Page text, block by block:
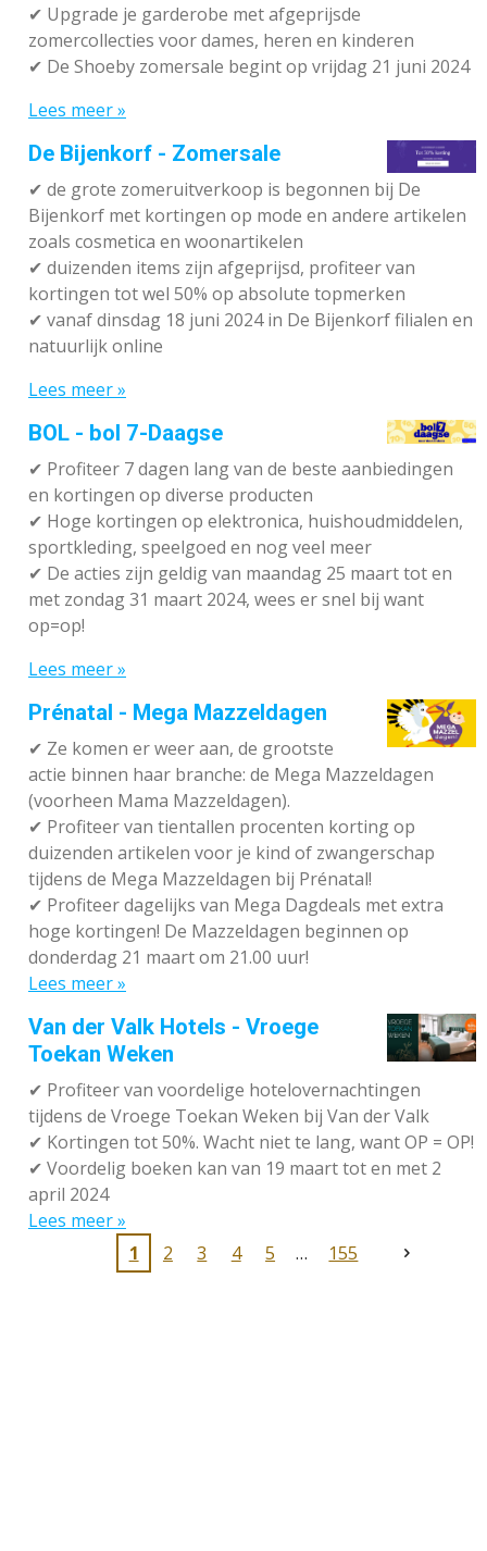
✔ Upgrade je garderobe met afgeprijsde
zomercollecties voor dames, heren en kinderen
✔ De Shoeby zomersale begint op vrijdag 21 juni 2024
Lees meer »
De Bijenkorf - Zomersale
✔ de grote zomeruitverkoop is begonnen bij De
Bijenkorf met kortingen op mode en andere artikelen
zoals cosmetica en woonartikelen
✔ duizenden items zijn afgeprijsd, profiteer van
kortingen tot wel 50% op absolute topmerken
✔ vanaf dinsdag 18 juni 2024 in De Bijenkorf filialen en
natuurlijk online
Lees meer »
BOL - bol 7-Daagse
✔ Profiteer 7 dagen lang van de beste aanbiedingen
en kortingen op diverse producten
✔ Hoge kortingen op elektronica, huishoudmiddelen,
sportkleding, speelgoed en nog veel meer
✔ De acties zijn geldig van maandag 25 maart tot en
met zondag 31 maart 2024, wees er snel bij want
op=op!
Lees meer »
Prénatal - Mega Mazzeldagen
✔ Ze komen er weer aan, de grootste
actie binnen haar branche: de Mega Mazzeldagen
(voorheen Mama Mazzeldagen).
✔ Profiteer van tientallen procenten korting op
duizenden artikelen voor je kind of zwangerschap
tijdens de Mega Mazzeldagen bij Prénatal!
✔ Profiteer dagelijks van Mega Dagdeals met extra
hoge kortingen! De Mazzeldagen beginnen op
donderdag 21 maart om 21.00 uur!
Lees meer »
Van der Valk Hotels - Vroege
Toekan Weken
✔ Profiteer van voordelige hotelovernachtingen
tijdens de Vroege Toekan Weken bij Van der Valk
✔ Kortingen tot 50%. Wacht niet te lang, want OP = OP!
✔ Voordelig boeken kan van 19 maart tot en met 2
april 2024
Lees meer »
1
2 3 4 5 155